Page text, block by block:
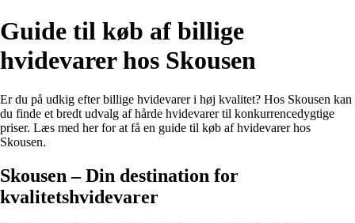
Guide til køb af billige
hvidevarer hos Skousen
Er du på udkig efter billige hvidevarer i høj kvalitet? Hos Skousen kan
du finde et bredt udvalg af hårde hvidevarer til konkurrencedygtige
priser. Læs med her for at få en guide til køb af hvidevarer hos
Skousen.
Skousen – Din destination for
kvalitetshvidevarer